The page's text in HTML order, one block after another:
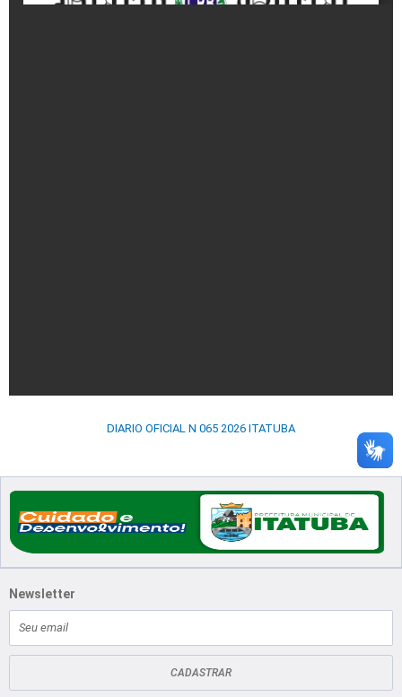
DIARIO OFICIAL N 065 2026 ITATUBA
Newsletter
mail
CADASTRAR